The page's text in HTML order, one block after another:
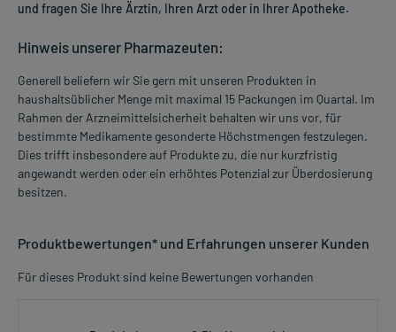
und fragen Sie Ihre Ärztin, Ihren Arzt oder in Ihrer Apotheke.
Hinweis unserer Pharmazeuten:
Generell beliefern wir Sie gern mit unseren Produkten in
haushaltsüblicher Menge mit maximal 15 Packungen im Quartal. Im
Rahmen der Arzneimittelsicherheit behalten wir uns vor, für
bestimmte Medikamente gesonderte Höchstmengen festzulegen.
Dies trifft insbesondere auf Produkte zu, die nur kurzfristig
angewandt werden oder ein erhöhtes Potenzial zur Überdosierung
besitzen.
Produktbewertungen* und Erfahrungen unserer Kunden
Für dieses Produkt sind keine Bewertungen vorhanden